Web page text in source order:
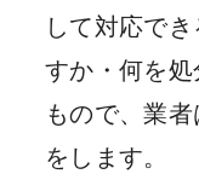
して対応で
すか・何を
もので、業
をします。